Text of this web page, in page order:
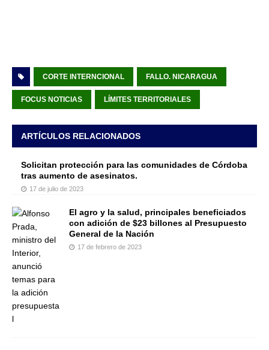
CORTE INTERNCIONAL FALLO. NICARAGUA
FOCUS NOTICIAS LÍMITES TERRITORIALES
ARTÍCULOS RELACIONADOS
Solicitan protección para las comunidades de Córdoba
tras aumento de asesinatos.
17 de julio de 2023
El agro y la salud, principales beneficiados
con adición de $23 billones al Presupuesto
General de la Nación
17 de febrero de 2023